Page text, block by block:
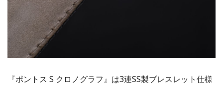
『ポントス S クロノグラフ』は3連SS製ブレスレット仕様